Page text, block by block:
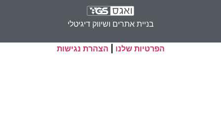
בניית אתרים ושיווק דיגיטלי
הפרטיות שלנו הצהרת נגישות